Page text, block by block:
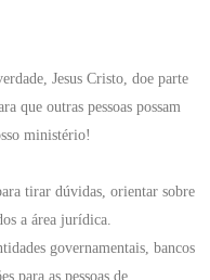
Jesus Cristo, doe parte
que outras pessoas possam
ministério!
tirar dúvidas, orientar sobre
a área jurídica.
governamentais, bancos
para as pessoas de